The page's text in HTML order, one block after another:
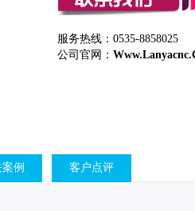
服务热线： 0535-8858025
公司官网：
例 客户点评